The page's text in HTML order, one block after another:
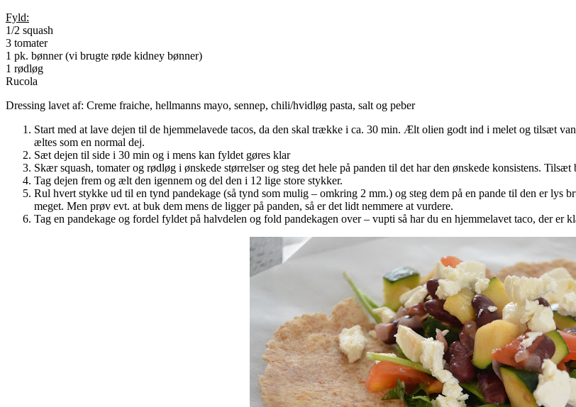
Fyld:
1/2 squash
3 tomater
1 pk. bønner (vi brugte røde kidney bønner)
1 rødløg
Rucola
Dressing lavet af: Creme fraiche, hellmanns mayo, sennep, chili/hvidløg pasta, salt og peber
Start med at lave dejen til de hjemmelavede tacos, da den skal trække i ca. 30 min. Ælt olien godt ind i melet og tilsæt
æltes som en normal dej.
Sæt dejen til side i 30 min og i mens kan fyldet gøres klar
Skær squash, tomater og rødløg i ønskede størrelser og steg det hele på panden til det har den ønskede konsistens. Tilsæt
Tag dejen frem og ælt den igennem og del den i 12 lige store stykker.
Rul hvert stykke ud til en tynd pandekage (så tynd som mulig – omkring 2 mm.) og steg dem på en pande til den er lys
meget. Men prøv evt. at buk dem mens de ligger på panden, så er det lidt nemmere at vurdere.
Tag en pandekage og fordel fyldet på halvdelen og fold pandekagen over – vupti så har du en hjemmelavet taco, der er